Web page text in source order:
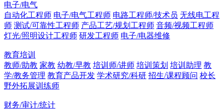
电子/电气
自动化工程师 电子/电气工程师 电路工程师/技术员 无线电工程
师 测试/可靠性工程师 产品工艺/规划工程师 音频/视频工程师
灯光/照明设计工程师 研发工程师 电子/电器维修
教育培训
教师/助教 家教 幼教/早教 培训师/讲师 培训策划 培训助理 教
学/教务管理 教育产品开发 学术研究/科研 招生/课程顾问 校长
野外拓展训练师
财务/审计/统计